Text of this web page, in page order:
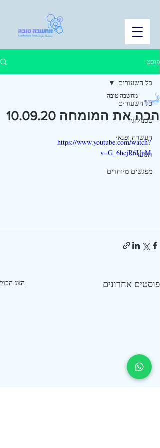
פוסט
כל השעורים
טכנולוגי
העשרה ופנאי
תנועה
מפגשים מיוחדים
כל השעורים
הכה את המומחה 10.09.20
מחשבה טובה
https://www.youtube.com/watch?
v=G_6hcjR6UpM
פוסטים אחרונים הצג הכול